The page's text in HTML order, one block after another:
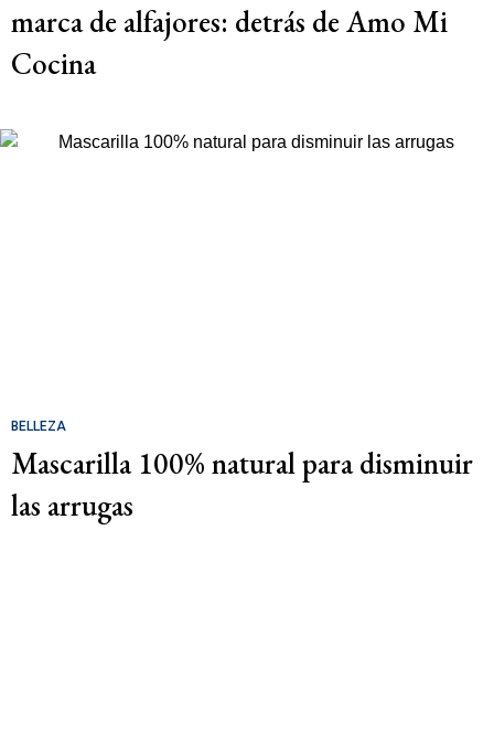
marca de alfajores: detrás de Amo Mi
Cocina
BELLEZA
Mascarilla 100% natural para disminuir
las arrugas